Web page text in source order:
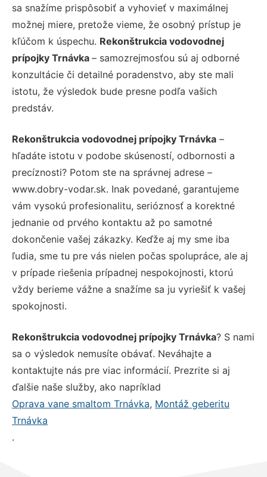
sa snažíme prispôsobiť a vyhovieť v maximálnej
možnej miere, pretože vieme, že osobný prístup je
kľúčom k úspechu. Rekonštrukcia vodovodnej
prípojky Trnávka – samozrejmosťou sú aj odborné
konzultácie či detailné poradenstvo, aby ste mali
istotu, že výsledok bude presne podľa vašich
predstáv.
Rekonštrukcia vodovodnej prípojky Trnávka –
hľadáte istotu v podobe skúseností, odbornosti a
precíznosti? Potom ste na správnej adrese –
www.dobry-vodar.sk. Inak povedané, garantujeme
vám vysokú profesionalitu, serióznosť a korektné
jednanie od prvého kontaktu až po samotné
dokončenie vašej zákazky. Keďže aj my sme iba
ľudia, sme tu pre vás nielen počas spolupráce, ale aj
v prípade riešenia prípadnej nespokojnosti, ktorú
vždy berieme vážne a snažíme sa ju vyriešiť k vašej
spokojnosti.
Rekonštrukcia vodovodnej prípojky Trnávka? S nami
sa o výsledok nemusíte obávať. Neváhajte a
kontaktujte nás pre viac informácií. Prezrite si aj
ďalšie naše služby, ako napríklad
Oprava vane smaltom Trnávka, Montáž geberitu
Trnávka
.